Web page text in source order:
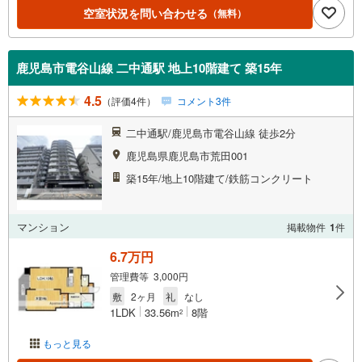
空室状況を問い合わせる （無料）
鹿児島市電谷山線 二中通駅 地上10階建て 築15年
4.5 （評価4件） コメント3件
二中通駅/鹿児島市電谷山線 徒歩2分
鹿児島県鹿児島市荒田001
築15年/地上10階建て/鉄筋コンクリート
マンション 掲載物件 1件
もっと見る
6.7万円
管理費等 3,000円
敷
2ヶ月 礼 なし
1LDK 33.56m2 8階